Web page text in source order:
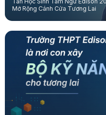
Mở Rộng Cánh Cửa Tương Lai